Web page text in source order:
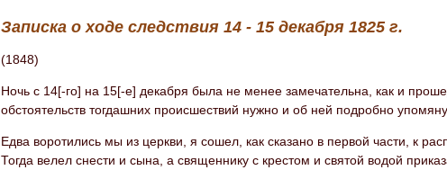
Записка о ходе следствия 14 - 15 декабря 1825 г.
(1848)
Ночь с 14[-го] на 15[-е] декабря была не менее замечательна, как и
обстоятельств тогдашних происшествий нужно и об ней подробно
Едва воротились мы из церкви, я сошел, как сказано в первой части, к
Тогда велел снести и сына, а священнику с крестом и святой водой